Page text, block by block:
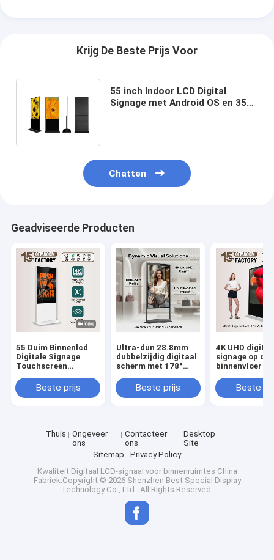
Krijg De Beste Prijs Voor
55 inch Indoor LCD Digital
Signage met Android OS en 350
Chatten
Geadviseerde Producten
55 Duim Binnenlcd
Digitale Signage
Touchscreen
Android OS 500
Cd/m ² Helderheid
Beste prijs
Ultra-dun 28.8mm
dubbelzijdig digitaal
scherm met 178°
helderheidBeste prijs
4K UHD
signage op de
binnenvloer
en Cloud CMS-
Beste
Thuis
Ongeveer
ons
Contacteer
ons
Desktop
Site
Sitemap
Privacy Policy
Kwaliteit Digitaal LCD-signaal voor binnenruimtes China
Fabriek.Copyright © 2026 Shenzhen Best Special Display
Technology Co., Ltd.. All Rights Reserved.